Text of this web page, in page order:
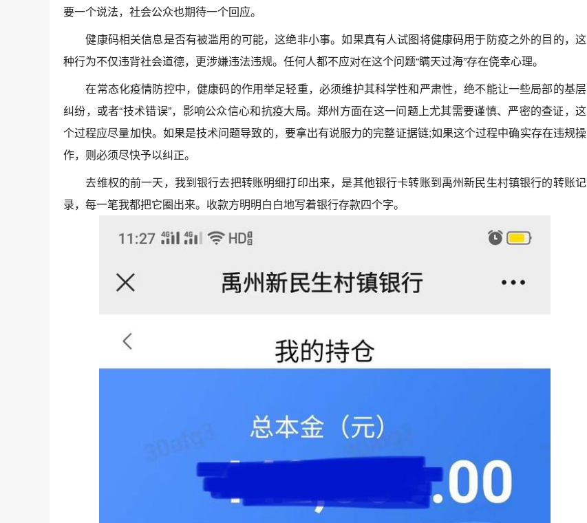
要一个说法，社会公众也期待一个回应。
健康码相关信息是否有被滥用的可能，这绝非小事。如果真有人试图将健康码用于防疫之外的目的，这
种行为不仅违背社会道德，更涉嫌违法违规。任何人都不应对在这个问题“瞒天过海”存在侥幸心理。
在常态化疫情防控中，健康码的作用举足轻重，必须维护其科学性和严肃性，绝不能让一些局部的基层
纠纷，或者“技术错误”，影响公众信心和抗疫大局。郑州方面在这一问题上尤其需要谨慎、严密的查证，这
个过程应尽量加快。如果是技术问题导致的，要拿出有说服力的完整证据链;如果这个过程中确实存在违规操
作，则必须尽快予以纠正。
去维权的前一天，我到银行去把转账明细打印出来，是其他银行卡转账到禹州新民生村镇银行的转账记
录，每一笔我都把它圈出来。收款方明明白白地写着银行存款四个字。